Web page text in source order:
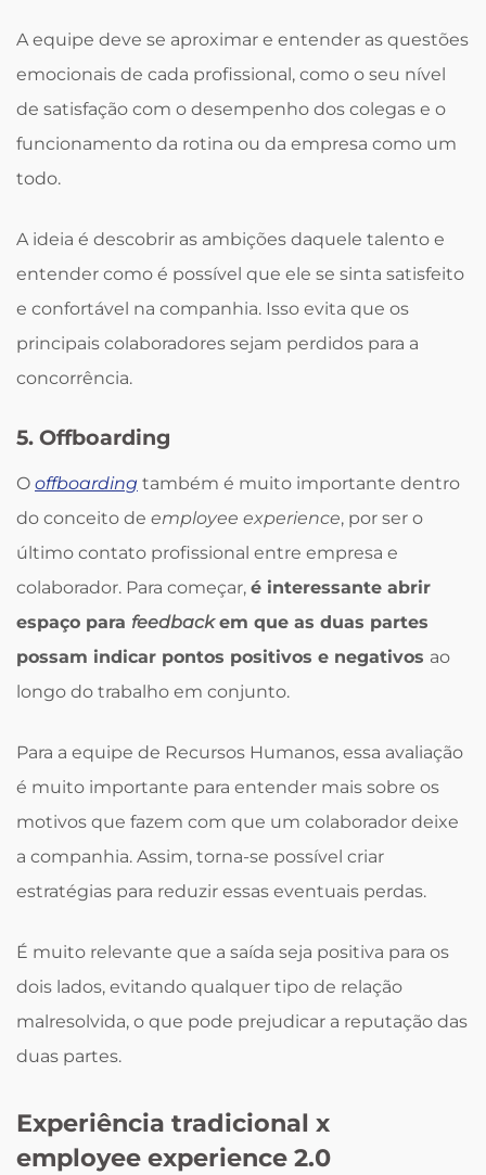
A equipe deve se aproximar e entender as questões
emocionais de cada profissional, como o seu nível
de satisfação com o desempenho dos colegas e o
funcionamento da rotina ou da empresa como um
todo.
A ideia é descobrir as ambições daquele talento e
entender como é possível que ele se sinta satisfeito
e confortável na companhia. Isso evita que os
principais colaboradores sejam perdidos para a
concorrência.
5. Offboarding
O offboarding também é muito importante dentro
do conceito de employee experience, por ser o
último contato profissional entre empresa e
colaborador. Para começar, é interessante abrir
espaço para feedbackem que as duas partes
possam indicar pontos positivos e negativos ao
longo do trabalho em conjunto.
Para a equipe de Recursos Humanos, essa avaliação
é muito importante para entender mais sobre os
motivos que fazem com que um colaborador deixe
a companhia. Assim, torna-se possível criar
estratégias para reduzir essas eventuais perdas.
É muito relevante que a saída seja positiva para os
dois lados, evitando qualquer tipo de relação
malresolvida, o que pode prejudicar a reputação das
duas partes.
Experiência tradicional x
employee experience 2.0